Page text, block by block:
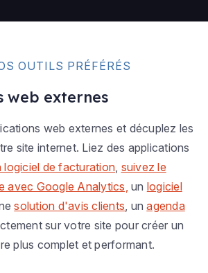
OUTILS PRÉFÉRÉS
web externes
web externes et décuplez les
site internet. Liez des applications
logiciel de facturation, suivez le
avec Google Analytics, un logiciel
solution d'avis clients, unagenda
sur votre site pour créer un
plus complet et performant.